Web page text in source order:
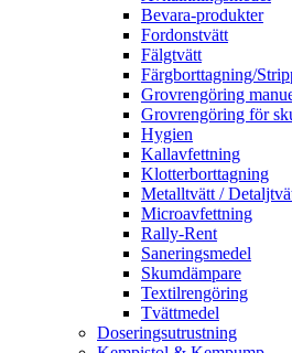
Bevara-produkter
Fordonstvätt
Fälgtvätt
Färgborttagning/
Grovrengöring
Grovrengöring för
Hygien
Kallavfettning
Klotterborttagning
Metalltvätt /
Microavfettning
Rally-Rent
Saneringsmedel
Skumdämpare
Textilrengöring
Tvättmedel
Doseringsutrustning